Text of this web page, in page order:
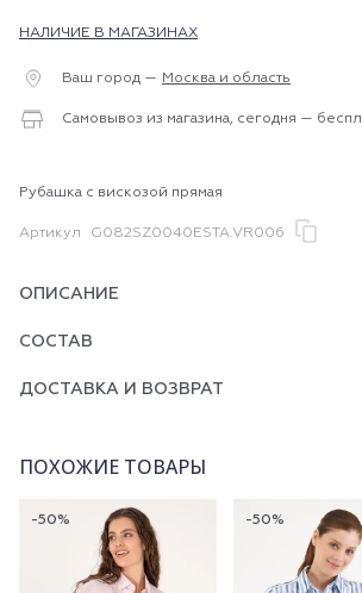
НАЛИЧИЕ В МАГАЗИНАХ
Ваш город — Москва и область
Самовывоз из магазина, сегодня —
Рубашка с вискозой прямая
Артикул G082SZ0040ESTA.VR006
ОПИСАНИЕ
СОСТАВ
ДОСТАВКА И ВОЗВРАТ
ПОХОЖИЕ ТОВАРЫ
-50% -50%